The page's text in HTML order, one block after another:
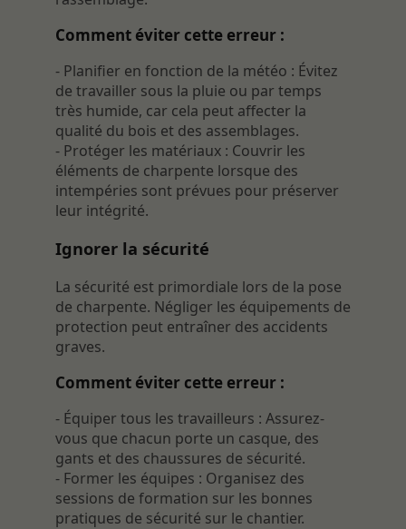
Comment éviter cette erreur :
- Planifier en fonction de la météo : Évitez
de travailler sous la pluie ou par temps
très humide, car cela peut affecter la
qualité du bois et des assemblages.
- Protéger les matériaux : Couvrir les
éléments de charpente lorsque des
intempéries sont prévues pour préserver
leur intégrité.
Ignorer la sécurité
La sécurité est primordiale lors de la pose
de charpente. Négliger les équipements de
protection peut entraîner des accidents
graves.
Comment éviter cette erreur :
- Équiper tous les travailleurs : Assurez-
vous que chacun porte un casque, des
gants et des chaussures de sécurité.
- Former les équipes : Organisez des
sessions de formation sur les bonnes
pratiques de sécurité sur le chantier.